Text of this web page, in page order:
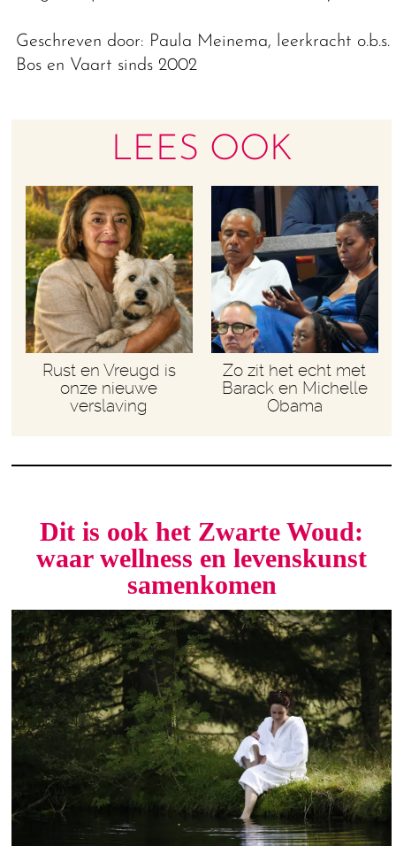
Geschreven door: Paula Meinema, leerkracht o.b.s.
Bos en Vaart sinds 2002
LEES OOK
Rust en Vreugd is
onze nieuwe
verslaving
Zo zit het echt met
Barack en Michelle
Obama
Dit is ook het Zwarte Woud:
waar wellness en levenskunst
samenkomen